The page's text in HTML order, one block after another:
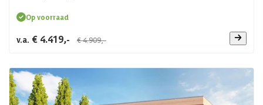
Op voorraad
v.a. € 4.419,- € 4.909,-